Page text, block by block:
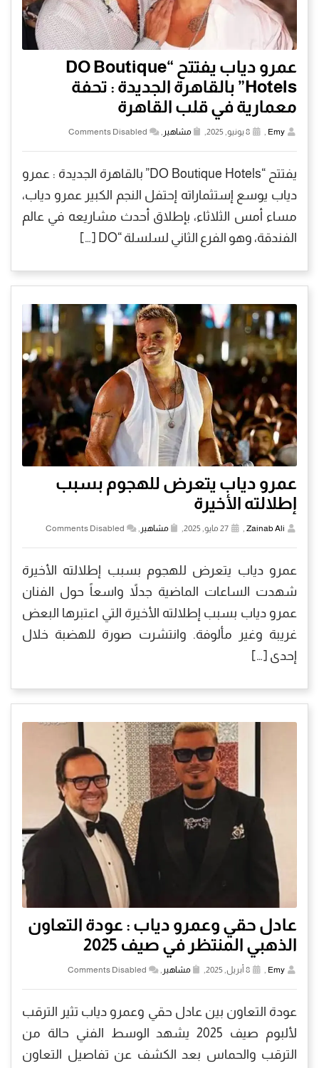
عمرو دياب يفتتح “DO Boutique
Hotels” بالقاهرة الجديدة : تحفة
معمارية في قلب القاهرة
Emy مشاهير Comments Disabled
يفتتح “DO Boutique Hotels” بالقاهرة الجديدة : عمرو
دياب يوسع إستثماراته إحتفل النجم الكبير عمرو دياب،
مساء أمس الثلاثاء، بإطلاق أحدث مشاريعه في عالم
الفندقة، وهو الفرع الثاني لسلسلة “DO […]
عمرو دياب يتعرض للهجوم بسبب
إطلالته الأخيرة
Zainab Ali
, مشاهير ,
Comments Disabled
عمرو دياب يتعرض للهجوم بسبب إطلالته الأخيرة
شهدت الساعات الماضية جدلاً واسعاً حول الفنان
عمرو دياب بسبب إطلالته الأخيرة التي اعتبرها البعض
غريبة وغير مألوفة. وانتشرت صورة للهضبة خلال
إحدى […]
عادل حقي وعمرو دياب : عودة التعاون
الذهبي المنتظر في صيف 2025
Emy
, مشاهير ,
Comments Disabled
عودة التعاون بين عادل حقي وعمرو دياب تثير الترقب
لألبوم صيف 2025 يشهد الوسط الفني حالة من
الترقب والحماس بعد الكشف عن تفاصيل التعاون